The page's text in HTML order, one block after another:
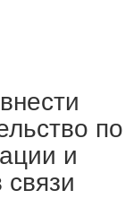
по
и